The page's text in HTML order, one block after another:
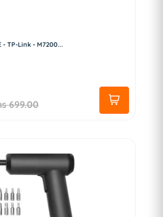
- TP-Link - M7200...
699.00